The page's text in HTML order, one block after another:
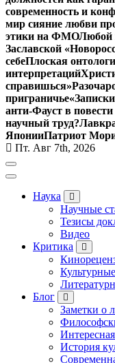
современность и
мир сияние любви
этики на ФМОЛюбой
Заславской
себеПлоская
интерпретаций
справишься»
приграничье
анти-Фауст в
научный труд?
ЯпонииПатриот
Пт. Авг 7th, 2026
Наука
Научные
Тезисы
Видео
Критика
Блог
Заметки о
История